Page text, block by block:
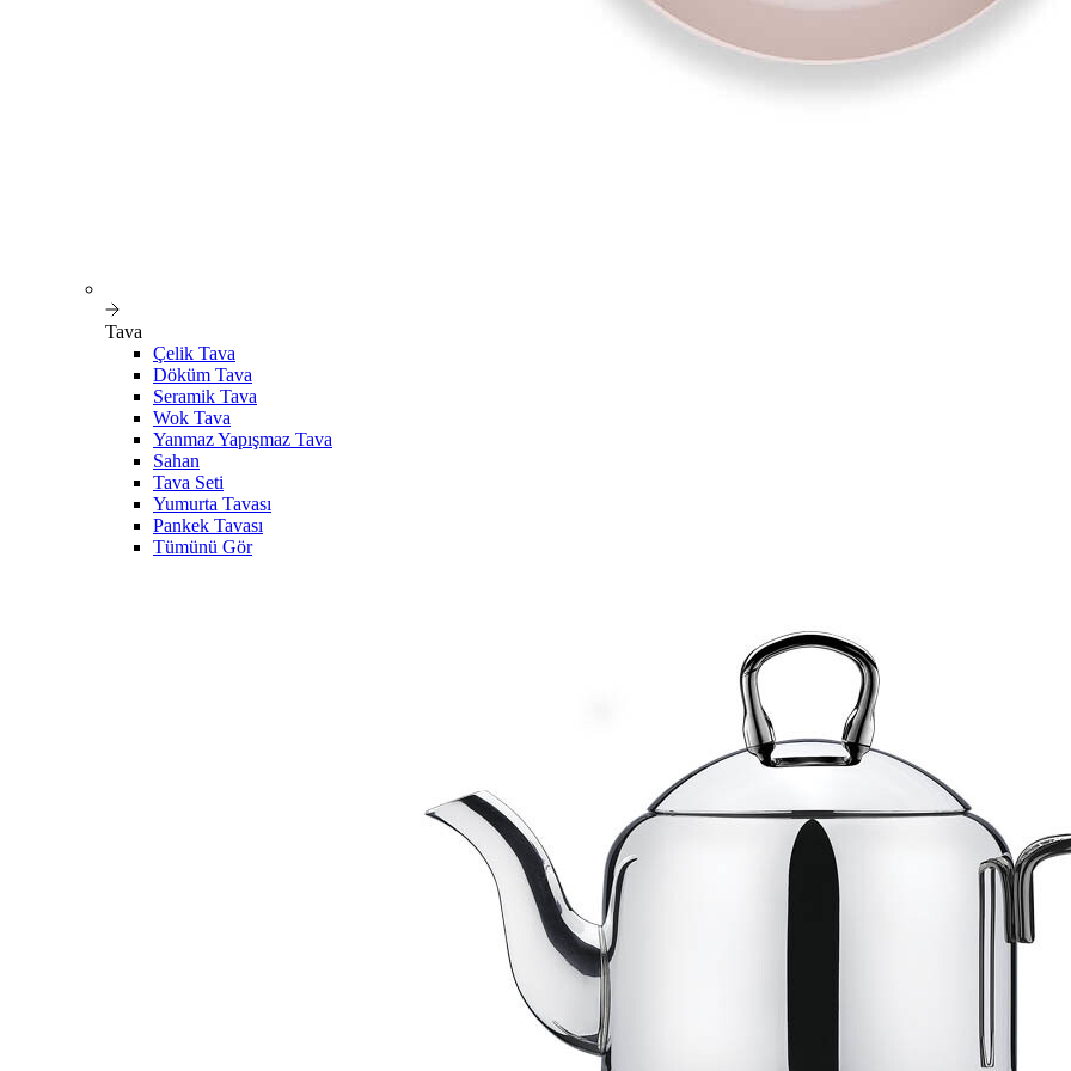
Tava
Çelik Tava
Döküm Tava
Seramik Tava
Wok Tava
Yanmaz Yapışmaz Tava
Sahan
Tava Seti
Yumurta Tavası
Pankek Tavası
Tümünü Gör